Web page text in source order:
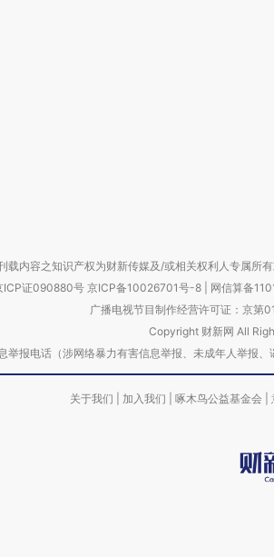
载内容之知识产权为财新传媒及/或相关权利人专属所
ICP证090880号 京ICP备10026701号-8 网信算备
广播电视节目制作经营许可证：京第
Copyright 财新网 All
举报电话（涉网络暴力有害信息举报、未成年人举
关于我们 加入我们 啄木鸟公益基金会